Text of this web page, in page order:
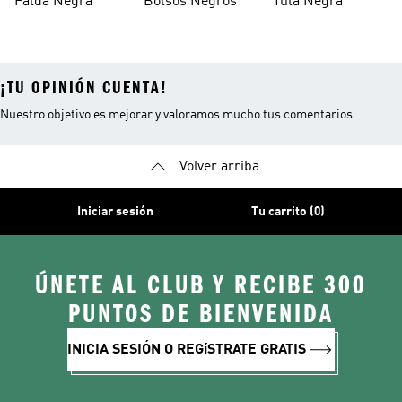
¡TU OPINIÓN CUENTA!
Nuestro objetivo es mejorar y valoramos mucho tus comentarios.
Volver arriba
Iniciar sesión Tu carrito (0)
ÚNETE AL CLUB Y RECIBE 300
PUNTOS DE BIENVENIDA
INICIA SESIÓN O REGíSTRATE GRATIS